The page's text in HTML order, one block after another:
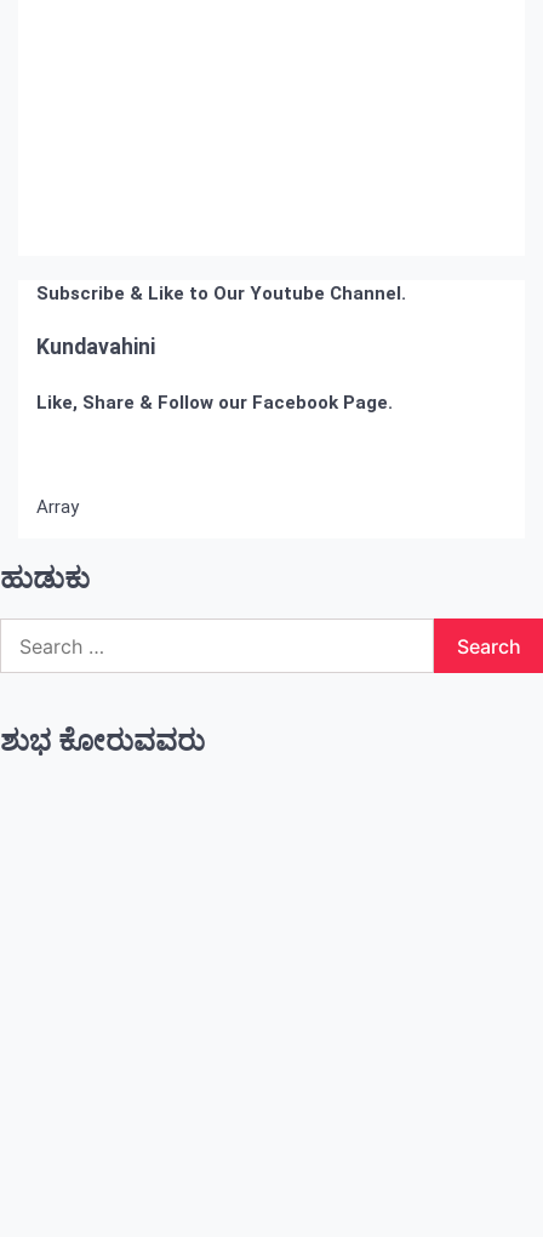
Subscribe & Like to Our Youtube Channel.
Kundavahini
Like, Share & Follow our Facebook Page.
Array
ಹುಡುಕು
for:
ಶುಭ ಕೋರುವವರು